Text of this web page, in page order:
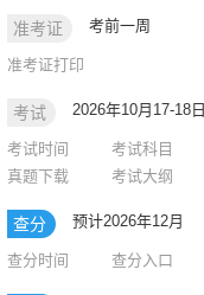
准考证 考前一周
准考证打印
考试 2026年10月17-18日
考试时间 考试科目
真题下载
考试大纲
查分 预计2026年12月
查分时间 查分入口